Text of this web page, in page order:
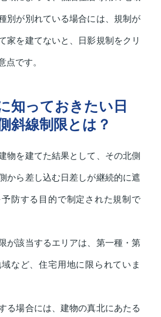
別が別れている場合には、規制が
家を建てないと、日影規制をクリ
点です。
知っておきたい日
斜線制限とは？
物を建てた結果として、その北側
から差し込む日差しが継続的に遮
防する目的で制定された規制で
が該当するエリアは、第一種・第
など、住宅用地に限られていま
る場合には、建物の真北にあたる